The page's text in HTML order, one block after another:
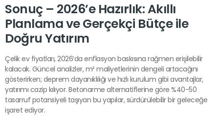
Sonuç – 2026’e Hazırlık: Akıllı
Planlama ve Gerçekçi Bütçe ile
Doğru Yatırım
Çelik ev fiyatları, 2026’da enflasyon baskısına rağmen erişilebilir
kalacak. Güncel analizler, m² maliyetlerinin dengeli artacağını
gösterirken; deprem dayanıklılığı ve hızlı kurulum gibi avantajlar,
yatırımı cazip kılıyor. Betonarme alternatiflerine göre %40-50
tasarruf potansiyeli taşıyan bu yapılar, sürdürülebilir bir geleceğe
işaret ediyor.